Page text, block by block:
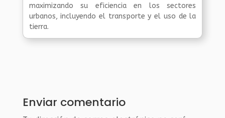
maximizando su eficiencia en los sectores
urbanos, incluyendo el transporte y el uso de la
tierra.
Enviar comentario